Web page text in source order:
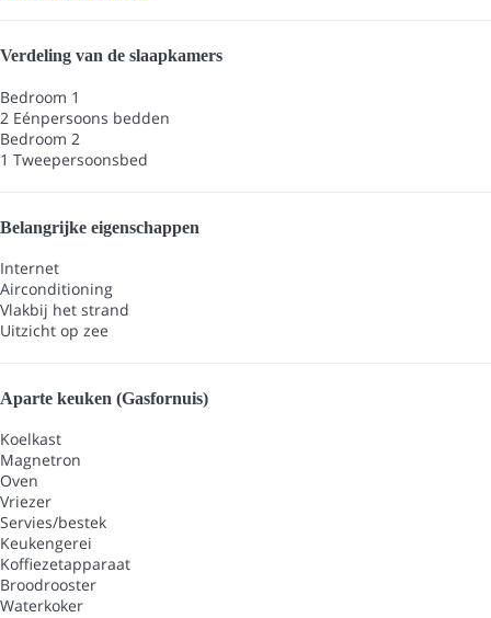
Verdeling van de slaapkamers
Bedroom 1
2 Eénpersoons bedden
Bedroom 2
1 Tweepersoonsbed
Belangrijke eigenschappen
Internet
Airconditioning
Vlakbij het strand
Uitzicht op zee
Aparte keuken (Gasfornuis)
Koelkast
Magnetron
Oven
Vriezer
Servies/bestek
Keukengerei
Koffiezetapparaat
Broodrooster
Waterkoker